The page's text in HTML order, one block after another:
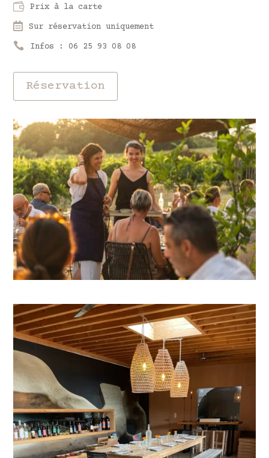
 Prix à la carte
 Sur réservation uniquement
 Infos : 06 25 93 08 08
Réservation